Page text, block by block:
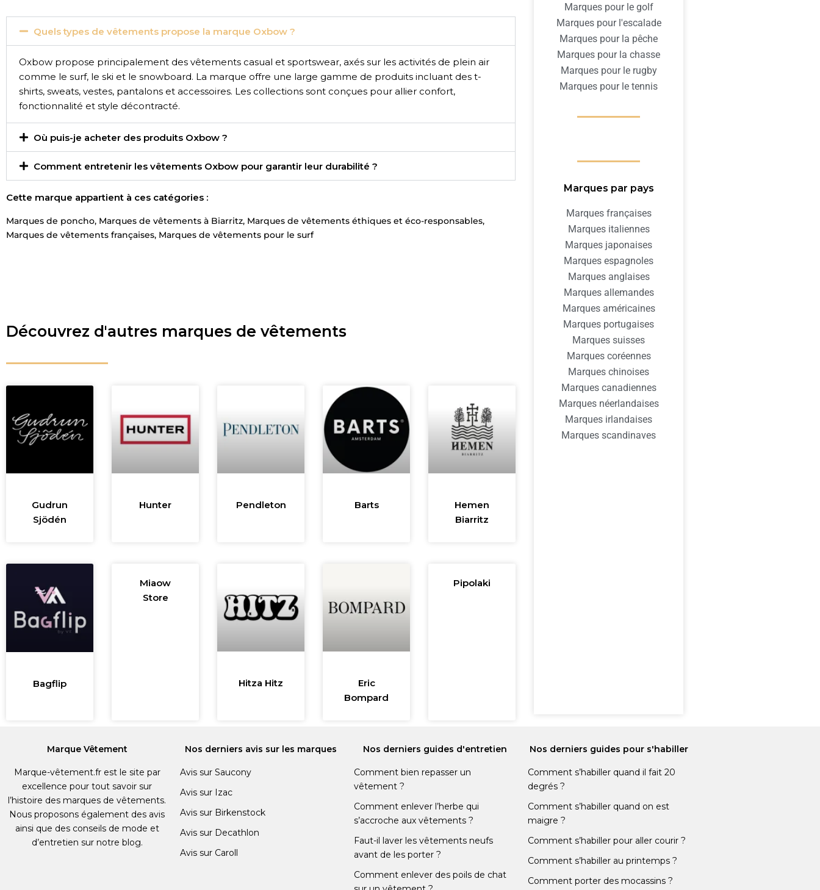
Quels types de vêtements propose la marque Oxbow ?
Oxbow propose principalement des vêtements casual et sportswear, axés sur les activités de plein air
comme le surf, le ski et le snowboard. La marque offre une large gamme de produits incluant des t-
shirts, sweats, vestes, pantalons et accessoires. Les collections sont conçues pour allier confort,
fonctionnalité et style décontracté.
Où puis-je acheter des produits Oxbow ?
Comment entretenir les vêtements Oxbow pour garantir leur durabilité ?
Cette marque appartient à ces catégories :
Marques de poncho, Marques de vêtements à Biarritz, Marques de vêtements éthiques et éco-responsables,
Marques de vêtements françaises, Marques de vêtements pour le surf
Découvrez d'autres marques de vêtements
Gudrun
Sjödén
Hunter Pendleton Barts
Hemen
Biarritz
Bagflip
Miaow
Store
Hitza Hitz
Eric
Bompard
Pipolaki
Marques pour le golf
Marques pour l'escalade
Marques pour la pêche
Marques pour la chasse
Marques pour le rugby
Marques pour le tennis
Marques par pays
Marques françaises
Marques italiennes
Marques japonaises
Marques espagnoles
Marques anglaises
Marques allemandes
Marques américaines
Marques portugaises
Marques suisses
Marques coréennes
Marques chinoises
Marques canadiennes
Marques néerlandaises
Marques irlandaises
Marques scandinaves
Marque Vêtement
Marque-vêtement.fr est le site par
excellence pour tout savoir sur
l’histoire des marques de vêtements.
Nous proposons également des avis
ainsi que des conseils de mode et
d’entretien sur notre blog.
Nos derniers avis sur les marques
Avis sur Saucony
Avis sur Izac
Avis sur Birkenstock
Avis sur Decathlon
Avis sur Caroll
Nos derniers guides d'entretien
Comment bien repasser un
vêtement ?
Comment enlever l’herbe qui
s’accroche aux vêtements ?
Faut-il laver les vêtements neufs
avant de les porter ?
Comment enlever des poils de chat
Nos derniers guides pour s'habiller
Comment s’habiller quand il fait 20
degrés ?
Comment s’habiller quand on est
maigre ?
Comment s’habiller pour aller courir ?
Comment s’habiller au printemps ?
Comment porter des mocassins ?